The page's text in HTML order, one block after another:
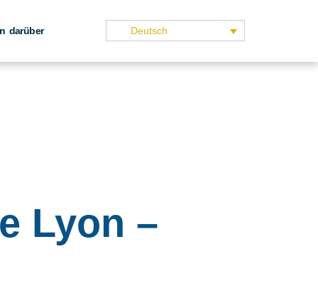
darüber Deutsch
Lyon –